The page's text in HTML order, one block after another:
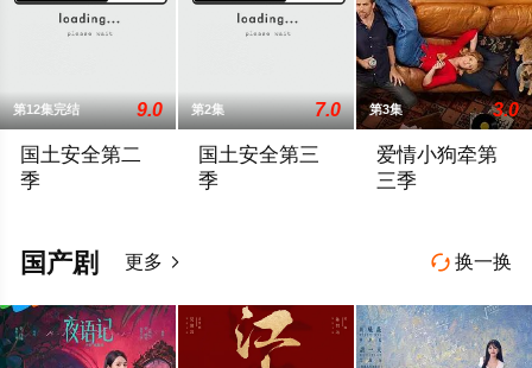
第12集完结 9.0
国土安全第二
季
第2集 7.0
国土安全第三
季
第3集 3.0
爱情小狗牵第
三季
 换一换
国产剧 更多 